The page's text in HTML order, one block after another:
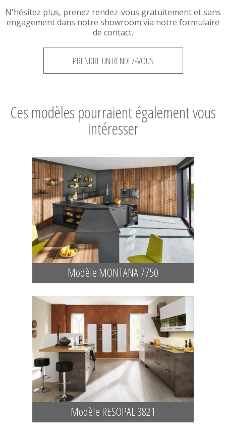
N'hésitez plus, prenez rendez-vous gratuitement et sans
engagement dans notre showroom via notre formulaire
de contact.
PRENDRE UN RENDEZ-VOUS
Ces modèles pourraient également vous
intéresser
Modèle MONTANA 7750
Modèle RESOPAL 3821